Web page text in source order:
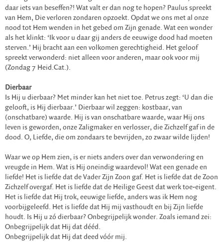
daar iets van beseffen?! Wat valt er dan nog te hopen? Paulus spreekt
van Hem, Die verloren zondaren opzoekt. Opdat we ons met al onze
nood tot Hem wenden in het gebed om Zijn genade. Wat een wonder
als het klinkt: ‘Ik voor u daar gij anders de eeuwige dood had moeten
sterven.’ Hij bracht aan een volkomen gerechtigheid. Het geloof
spreekt verwonderd: niet alleen voor anderen, maar ook voor mij
(Zondag 7 Heid.Cat.).
Dierbaar
Is Hij u dierbaar? Met minder kan het niet toe. Petrus zegt: ‘U dan die
gelooft, is Hij dierbaar.’ Dierbaar wil zeggen: kostbaar, van
(onschatbare) waarde. Hij is van onschatbare waarde, waar Hij ons
leven is geworden, onze Zaligmaker en verlosser, die Zichzelf gaf in de
dood. O, Liefde, die om zondaars te bevrijden, zo zwaar wilde lijden!
Waar we op Hem zien, is er niets anders over dan verwondering en
vreugde in Hem. Wat is Hij oneindig waardevol! Wat een genade en
liefde! Het is liefde dat de Vader Zijn Zoon gaf. Het is liefde dat de Zoon
Zichzelf overgaf. Het is liefde dat de Heilige Geest dat werk toe-eigent.
Het is liefde dat Hij trok, eeuwige liefde, anders was ik Hem nog
voorbijgeleefd. Het is liefde dat Hij mij vasthoudt en bij Zijn liefde
houdt. Is Hij u zó dierbaar? Onbegrijpelijk wonder. Zoals iemand zei:
Onbegrijpelijk dat Hij dat dééd.
Onbegrijpelijk dat Hij dat deed vóór mij.